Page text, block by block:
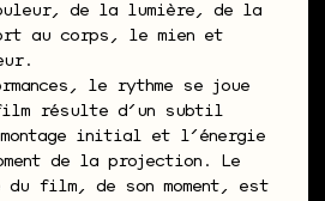
de la lumière, de la
au corps, le mien et
le rythme se joue
résulte d’un subtil
initial et l’énergie
de la projection. Le
film, de son moment, est